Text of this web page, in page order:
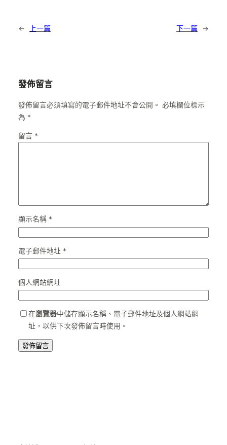
← 上一篇 下一篇 →
發佈留言
發佈留言必須填寫的電子郵件地址不會公開。 必填欄位標示
為 *
留言 *
顯示名稱 *
電子郵件地址 *
個人網站網址
在瀏覽器中儲存顯示名稱、電子郵件地址及個人網站網
址，以供下次發佈留言時使用。